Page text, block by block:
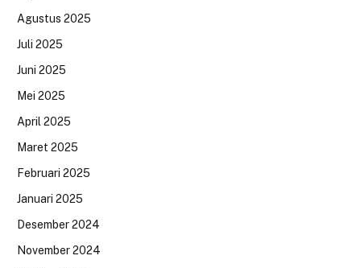
Agustus 2025
Juli 2025
Juni 2025
Mei 2025
April 2025
Maret 2025
Februari 2025
Januari 2025
Desember 2024
November 2024